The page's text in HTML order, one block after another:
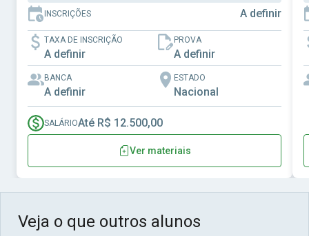
INSCRIÇÕES A definir
TAXA DE INSCRIÇÃO
A definir
PROVA
A definir
BANCA
A definir
ESTADO
Nacional
SALÁRIOAté R$ 12.500,00
Ver materiais
Veja o que outros alunos